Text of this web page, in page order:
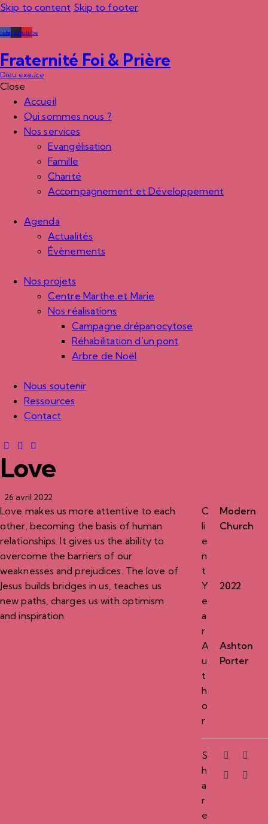
Skip to content Skip to footer
Instagram
Youtube
Fraternité Foi & Prière
Dieu exauce
Close
Accueil
Qui sommes nous ?
Nos services
Evangélisation
Famille
Charité
Accompagnement et Développement
Agenda
Actualités
Évènements
Nos projets
Centre Marthe et Marie
Nos réalisations
Campagne drépanocytose
Réhabilitation d’un pont
Arbre de Noël
Nous soutenir
Ressources
Contact
Love
26 avril 2022
Love makes us more attentive to each
other, becoming the basis of human
relationships. It gives us the ability to
overcome the barriers of our
weaknesses and prejudices. The love of
Jesus builds bridges in us, teaches us
new paths, charges us with optimism
and inspiration.
C
li
e
n
t
Modern
Church
Y
e
a
r
2022
A
u
t
h
o
r
Ashton
Porter
S
h
a
r
e